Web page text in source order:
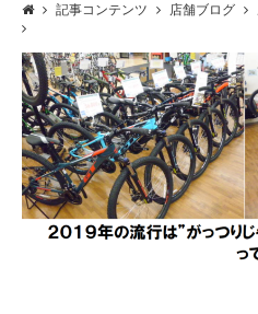
サービスのご案内
サービス全般
修理・メンテナンス工賃
記事コンテンツ 店舗ブログ